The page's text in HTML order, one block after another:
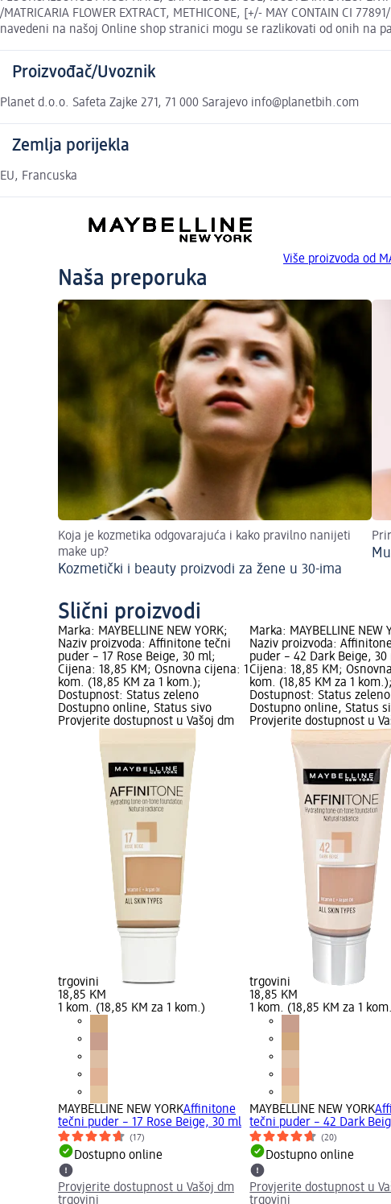
/MATRICARIA FLOWER EXTRACT, METHICONE, [+/- MAY CONTAIN CI
navedeni na našoj Online shop stranici mogu se razlikovati od onih na
Proizvođač/Uvoznik
Planet d.o.o. Safeta Zajke 271, 71 000 Sarajevo info@planetbih.com
Zemlja porijekla
EU, Francuska
Više proizvoda od
Naša preporuka
Koja je kozmetika odgovarajuća i kako pravilno nanijeti
make up?
Kozmetički i beauty proizvodi za žene u 30-ima
Slični proizvodi
Marka: MAYBELLINE NEW YORK;
Naziv proizvoda: Affinitone tečni
puder – 17 Rose Beige, 30 ml;
Cijena: 18,85 KM; Osnovna cijena: 1
kom. (18,85 KM za 1 kom.);
Dostupnost: Status zeleno
Dostupno online, Status sivo
Provjerite dostupnost u Vašoj dm
trgovini
18,85 KM
1 kom. (18,85 KM za 1 kom.)
MAYBELLINE NEW YORKAffinitone
tečni puder – 17 Rose Beige, 30 ml
(17)
Dostupno online
Provjerite dostupnost u Vašoj dm
trgovini
Marka: MAYBELLINE NEW
Naziv proizvoda:
puder – 42 Dark Beige, 30
Cijena: 18,85 KM;
kom. (18,85 KM za 1 kom.);
Dostupnost: Status zeleno
Dostupno online, Status
Provjerite dostupnost u
trgovini
18,85 KM
1 kom. (18,85 KM za 1
MAYBELLINE NEW YORK
tečni puder – 42 Dark
(20)
Dostupno online
Provjerite dostupnost u
trgovini